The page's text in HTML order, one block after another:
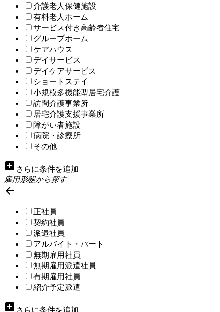
介護老人保健施設
有料老人ホーム
サービス付き高齢者住宅
グループホーム
ケアハウス
デイサービス
デイケアサービス
ショートステイ
小規模多機能型居宅介護
訪問介護事業所
居宅介護支援事業所
障がい者施設
病院・診療所
その他
add_box さらに条件を追加
雇用形態から探す

正社員
契約社員
派遣社員
アルバイト・パート
無期雇用社員
無期雇用派遣社員
有期雇用社員
紹介予定派遣
add_box さらに条件を追加